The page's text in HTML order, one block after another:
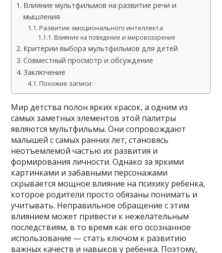
Влияние мультфильмов на развитие речи и
мышления
Развитие эмоционального интеллекта
Влияние на поведение и мировоззрение
Критерии выбора мультфильмов для детей
Совместный просмотр и обсуждение
Заключение
Похожие записи:
Мир детства полон ярких красок, а одним из
самых заметных элементов этой палитры
являются мультфильмы. Они сопровождают
малышей с самых ранних лет, становясь
неотъемлемой частью их развития и
формирования личности. Однако за яркими
картинками и забавными персонажами
скрывается мощное влияние на психику ребенка,
которое родители просто обязаны понимать и
учитывать. Неправильное обращение с этим
влиянием может привести к нежелательным
последствиям, в то время как его осознанное
использование — стать ключом к развитию
важных качеств и навыков у ребенка. Поэтому,